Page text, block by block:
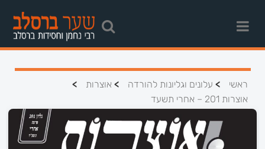
ראשי > עלונים וגליונות להורדה > אוצרות >
אוצרות 201 – אחרי תשעד